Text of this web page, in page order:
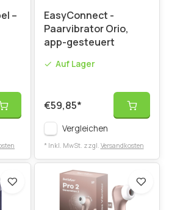
–
EasyConnect -
Paarvibrator Orio,
app-gesteuert
Auf Lager
€59,85*
Vergleichen
* Inkl. MwSt. zzgl. Versandkosten